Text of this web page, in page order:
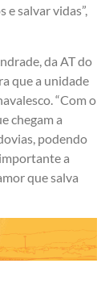
e salvar vidas”,
da AT do
que a unidade
“Com o
chegam a
podendo
a
que salva